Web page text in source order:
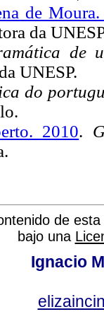
de
da
de
UNESP.
do
2010.
de
bajo una
Ignacio